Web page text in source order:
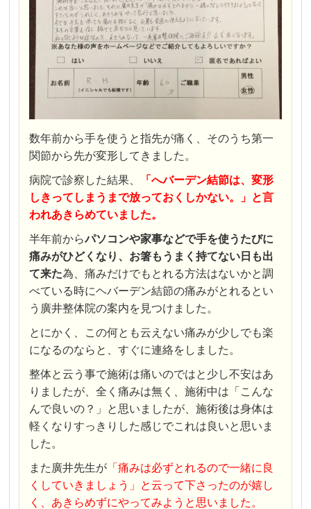
数年前から手を使うと指先が痛く、そのうち第一
関節から先が変形してきました。
病院で診察した結果、
「へバーデン結節は、変形
しきってしまうまで放っておくしかない。」と言
われあきらめていました。
半年前からパソコンや家事などで手を使うたびに
痛みがひどくなり、お箸もうまく持てない日も出
て来た為、痛みだけでもとれる方法はないかと調
べている時にヘバーデン結節の痛みがとれるとい
う廣井整体院の案内を見つけました。
とにかく、この何とも云えない痛みが少しでも楽
になるのならと、すぐに連絡をしました。
整体と云う事で施術は痛いのではと少し不安はあ
りましたが、全く痛みは無く、施術中は「こんな
んで良いの？」と思いましたが、施術後は身体は
軽くなりすっきりした感じでこれは良いと思いま
した。
また廣井先生が 「痛みは必ずとれるので一緒に良
くしていきましょう」と云って下さったのが嬉し
く、あきらめずにやってみようと思いました。